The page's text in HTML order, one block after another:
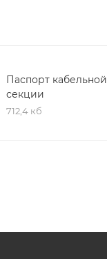
Паспорт кабельной
секции
712,4 кб